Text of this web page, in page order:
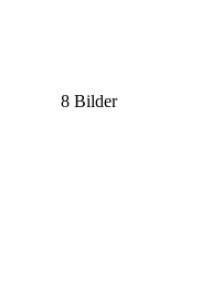
8 Bilder